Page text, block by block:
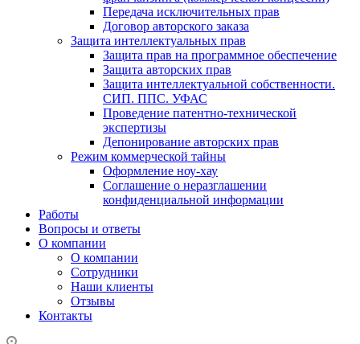
Передача исключительных прав
Договор авторского заказа
Защита интеллектуальных прав
Защита прав на программное обеспечение
Защита авторских прав
Защита интеллектуальной собственности.
СИП. ППС. УФАС
Проведение патентно-технической
экспертизы
Депонирование авторских прав
Режим коммерческой тайны
Оформление ноу-хау
Соглашение о неразглашении
конфиденциальной информации
Работы
Вопросы и ответы
О компании
О компании
Сотрудники
Наши клиенты
Отзывы
Контакты